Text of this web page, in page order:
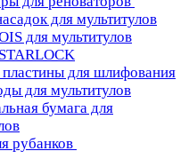
для мультитулов
для мультитулов
для шлифования
для мультитулов
бумага для
рубанков